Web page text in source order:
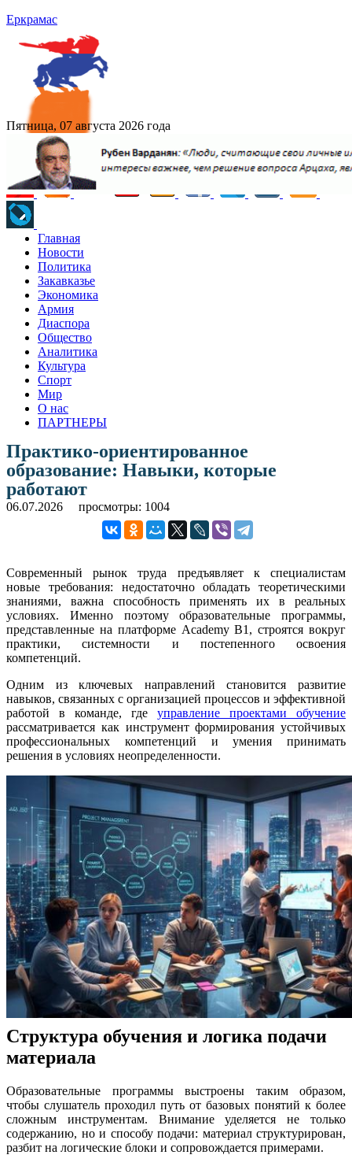
Еркрамас
Пятница, 07 августа 2026 года
Главная
Новости
Политика
Закавказье
Экономика
Армия
Диаспора
Общество
Аналитика
Культура
Спорт
Мир
О нас
ПАРТНЕРЫ
Практико-ориентированное
образование: Навыки, которые
работают
06.07.2026 просмотры: 1004
Современный рынок труда предъявляет к специалистам
новые требования: недостаточно обладать теоретическими
знаниями, важна способность применять их в реальных
условиях. Именно поэтому образовательные программы,
представленные на платформе Academy B1, строятся вокруг
практики, системности и постепенного освоения
компетенций.
Одним из ключевых направлений становится развитие
навыков, связанных с организацией процессов и эффективной
работой в команде, где управление проектами обучение
рассматривается как инструмент формирования устойчивых
профессиональных компетенций и умения принимать
решения в условиях неопределенности.
Структура обучения и логика подачи
материала
Образовательные программы выстроены таким образом,
чтобы слушатель проходил путь от базовых понятий к более
сложным инструментам. Внимание уделяется не только
содержанию, но и способу подачи: материал структурирован,
разбит на логические блоки и сопровождается примерами.